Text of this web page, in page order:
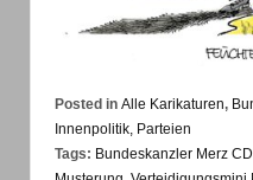
Posted in Alle Karikaturen,
Innenpolitik, Parteien
Tags: Bundeskanzler Merz